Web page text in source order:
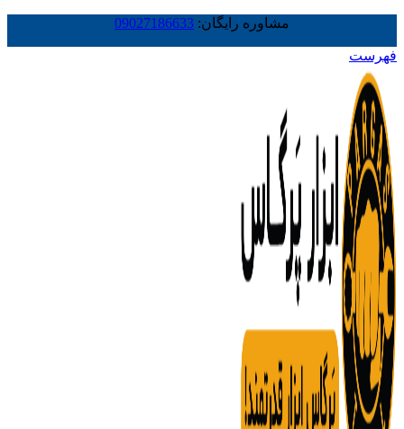
مشاوره رایگان: 09027186633
فهرست